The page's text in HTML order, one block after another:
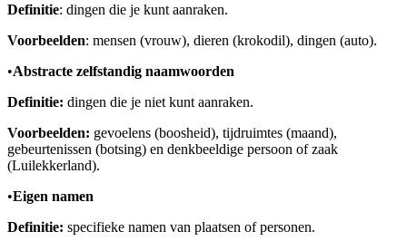
Definitie: dingen die je kunt aanraken.
Voorbeelden: mensen (vrouw), dieren (krokodil), dingen (auto).
•Abstracte zelfstandig naamwoorden
Definitie: dingen die je niet kunt aanraken.
Voorbeelden: gevoelens (boosheid), tijdruimtes (maand),
gebeurtenissen (botsing) en denkbeeldige persoon of zaak
(Luilekkerland).
•Eigen namen
Definitie: specifieke namen van plaatsen of personen.